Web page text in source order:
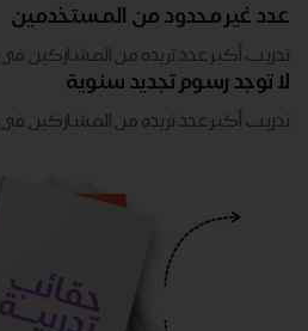
عدد غير محدود من المستخدمين
تدريب أكبر عدد تريده من المشاركين
لا توجد رسوم تجديد سنوية
تدريب أكبر عدد تريده من المشاركين